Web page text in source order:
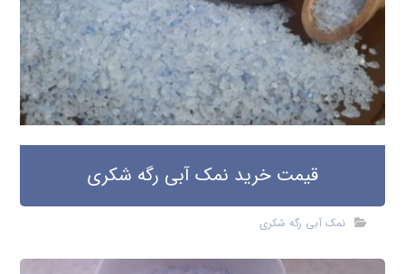
قیمت خرید نمک آبی رگه شکری
نمک آبی رگه شکری